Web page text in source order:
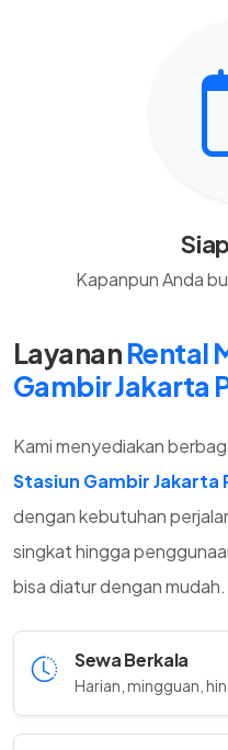
Kapanpun Anda
LayananRental
Gambir Jakarta
Kami menyediakan
Stasiun Gambir Jakarta
dengan kebutuhan
singkat hingga
bisa diatur dengan mudah.
Sewa Berkala
Harian, mingguan,